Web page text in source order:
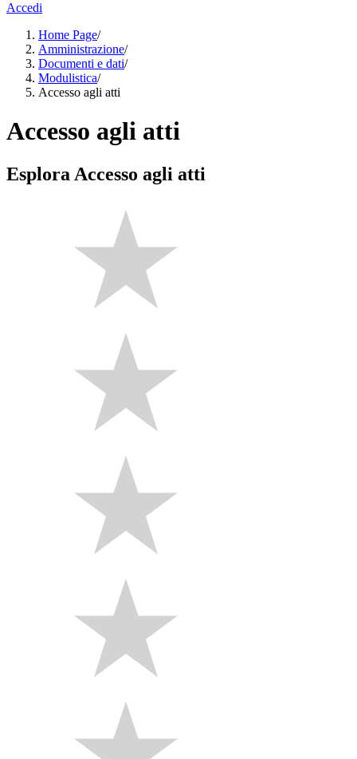
Accedi
Home Page/
Amministrazione/
Documenti e dati/
Modulistica/
Accesso agli atti
Accesso agli atti
Esplora Accesso agli atti